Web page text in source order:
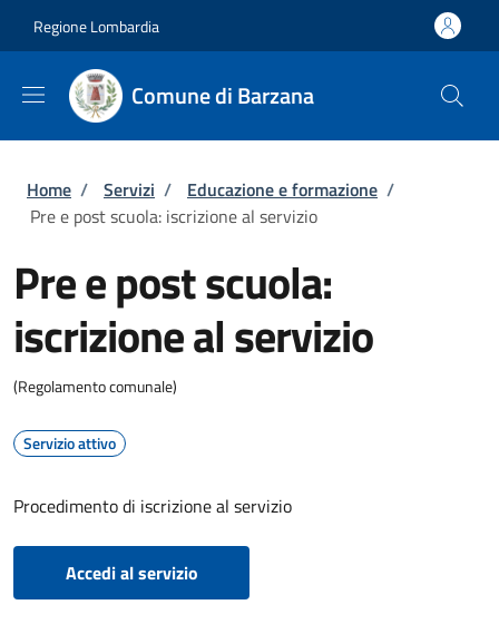
Regione Lombardia
Comune di Barzana
Briciole di pane
Home / Servizi / Educazione e formazione /
Pre e post scuola: iscrizione al servizio
Pre e post scuola:
iscrizione al servizio
(Regolamento comunale)
Servizio attivo
Procedimento di iscrizione al servizio
Accedi al servizio